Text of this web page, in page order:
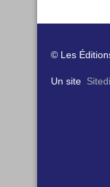
© Les
Un site